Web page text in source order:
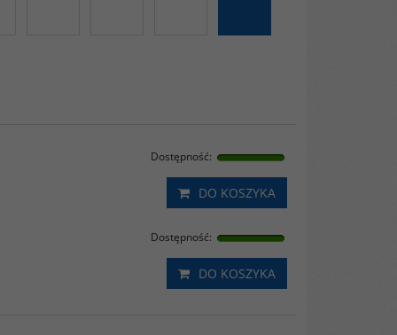
Dostępność:
DO KOSZYKA
Dostępność:
DO KOSZYKA